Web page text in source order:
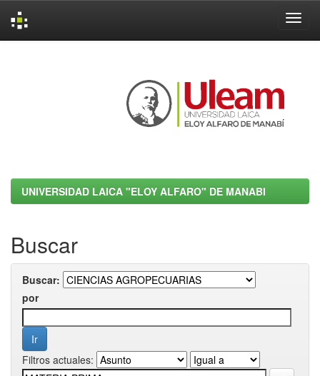
UNIVERSIDAD LAICA "ELOY ALFARO" DE MANABI
Buscar
Buscar:
por
Filtros actuales: